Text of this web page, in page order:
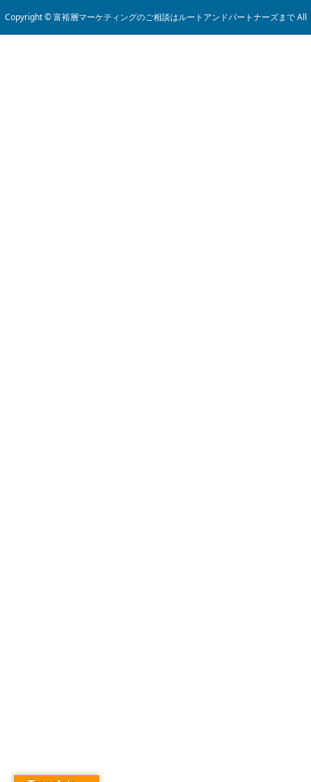
Copyright © 富裕層マーケティングのご相談はルートアンドパートナーズまで All